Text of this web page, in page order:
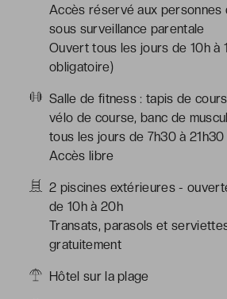
Accès réservé aux personnes
sous surveillance parentale
Ouvert tous les jours de 10h à
obligatoire)
Salle de fitness : tapis de
vélo de course, banc de
tous les jours de 7h30 à 21h30
Accès libre
2 piscines extérieures -
de 10h à 20h
Transats, parasols et
gratuitement
Hôtel sur la plage